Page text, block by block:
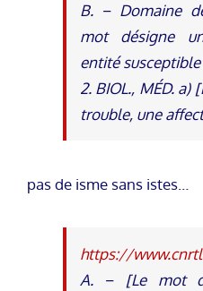
B. − Domaine
mot désigne
entité
2. BIOL., MÉD. a)
trouble, une
pas de isme sans istes…
https://
A. − [Le mot